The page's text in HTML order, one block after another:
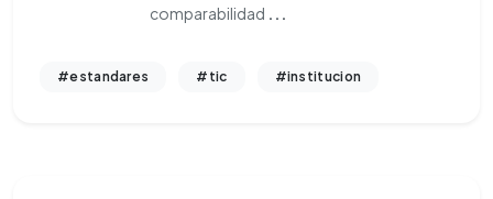
comparabilidad ...
#estandares #tic #institucion